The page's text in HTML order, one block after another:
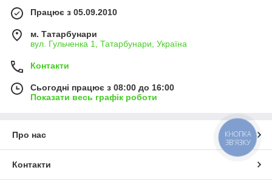
Працює з 05.09.2010
м. Татарбунари
вул. Гульченка 1, Татарбунари, Україна
Контакти
Сьогодні працює з 08:00 до 16:00
Показати весь графік роботи
Про нас
Контакти
КНОПКА
ЗВ'ЯЗКУ